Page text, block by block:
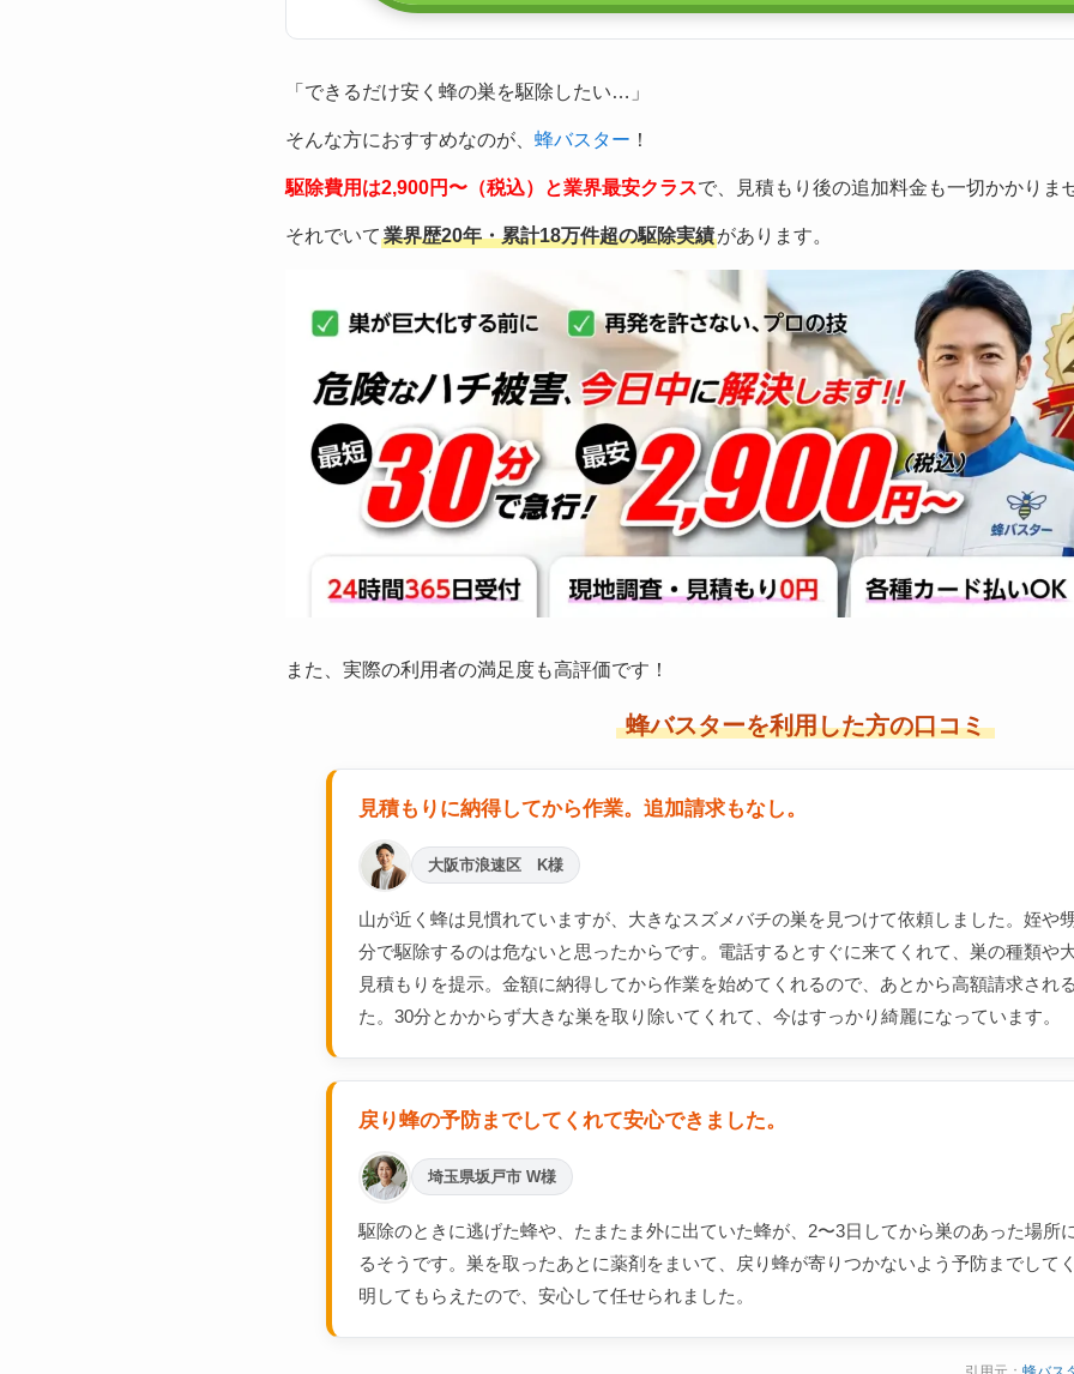
「できるだけ安く蜂の巣を駆除したい…」
そんな方におすすめなのが、 蜂バスター ！
駆除費用は2,900円〜（税込）と業界最安クラスで、見積もり後の追加料金も一切かかりま
それでいて 業界歴20年・累計18万件超の駆除実績があります。
また、実際の利用者の満足度も高評価です！
蜂バスターを利用した方の口コミ
見積もりに納得してから作業。追加請求もなし。
大阪市浪速区 K様
山が近く蜂は見慣れていますが、大きなスズメバチの巣を見つけて依頼しました。姪や
分で駆除するのは危ないと思ったからです。電話するとすぐに来てくれて、巣の種類や
見積もりを提示。金額に納得してから作業を始めてくれるので、あとから高額請求され
た。30分とかからず大きな巣を取り除いてくれて、今はすっかり綺麗になっています。
戻り蜂の予防までしてくれて安心できました。
埼玉県坂戸市 W様
駆除のときに逃げた蜂や、たまたま外に出ていた蜂が、2〜3日してから巣のあった場所
るそうです。巣を取ったあとに薬剤をまいて、戻り蜂が寄りつかないよう予防までして
明してもらえたので、安心して任せられました。